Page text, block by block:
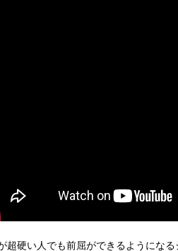
超硬い人でも前屈ができるようになる